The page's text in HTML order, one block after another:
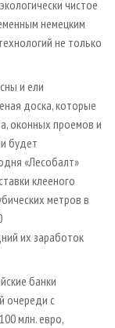
чистое
немецким
не только
и ели
доска, которые
оконных проемов и
будет
«Лесобалт»
клееного
метров в
их заработок
банки
очереди с
млн. евро,